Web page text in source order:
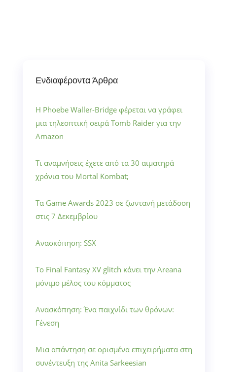
Ενδιαφέροντα Άρθρα
Η Phoebe Waller-Bridge φέρεται να γράφει
μια τηλεοπτική σειρά Tomb Raider για την
Amazon
Τι αναμνήσεις έχετε από τα 30 αιματηρά
χρόνια του Mortal Kombat;
Τα Game Awards 2023 σε ζωντανή μετάδοση
στις 7 Δεκεμβρίου
Ανασκόπηση: SSX
Το Final Fantasy XV glitch κάνει την Areana
μόνιμο μέλος του κόμματος
Ανασκόπηση: Ένα παιχνίδι των θρόνων:
Γένεση
Μια απάντηση σε ορισμένα επιχειρήματα στη
συνέντευξη της Anita Sarkeesian